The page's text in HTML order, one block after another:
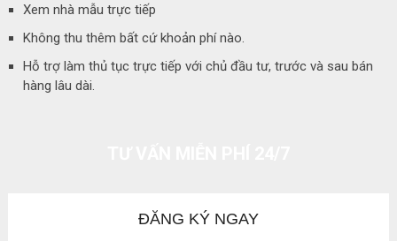
Xem nhà mẫu trực tiếp
Không thu thêm bất cứ khoản phí nào.
Hỗ trợ làm thủ tục trực tiếp với chủ đầu tư, trước và sau bán
hàng lâu dài.
ĐĂNG KÝ NGAY